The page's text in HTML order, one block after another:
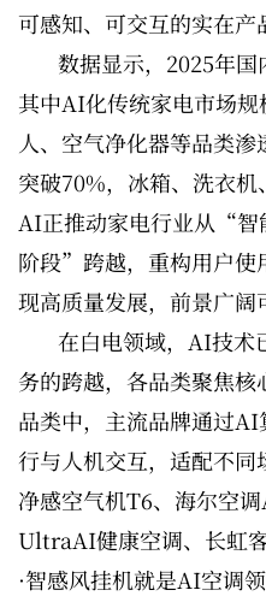
可感知、可交互的实在产
数据显示，2025年国
其中AI化传统家电市场
人、空气净化器等品类
突破70%，冰箱、洗衣机
AI正推动家电行业从“
阶段”跨越，重构用户使
现高质量发展，前景广阔
在白电领域，AI技术
务的跨越，各品类聚焦
品类中，主流品牌通过
行与人机交互，适配不
净感空气机T6、海尔空
UltraAI健康空调、长虹
·智感风挂机就是AI空调领